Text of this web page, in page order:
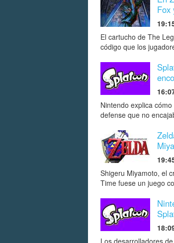
Fox
El cartucho de The
código que los
Nintendo explica
defense que no
Shigeru Miyamoto, el
Time fuese un juego
Los desarrolladores